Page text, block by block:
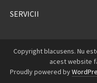
SERVICII
Copyright blacusens. Nu
acest website
Proudly powered by